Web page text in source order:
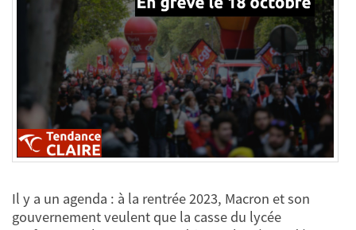
Il y a un agenda : à la rentrée 2023, Macron et son
gouvernement veulent que la casse du lycée